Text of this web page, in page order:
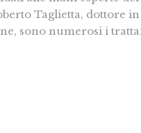
Taglietta, dottore
sono numerosi i